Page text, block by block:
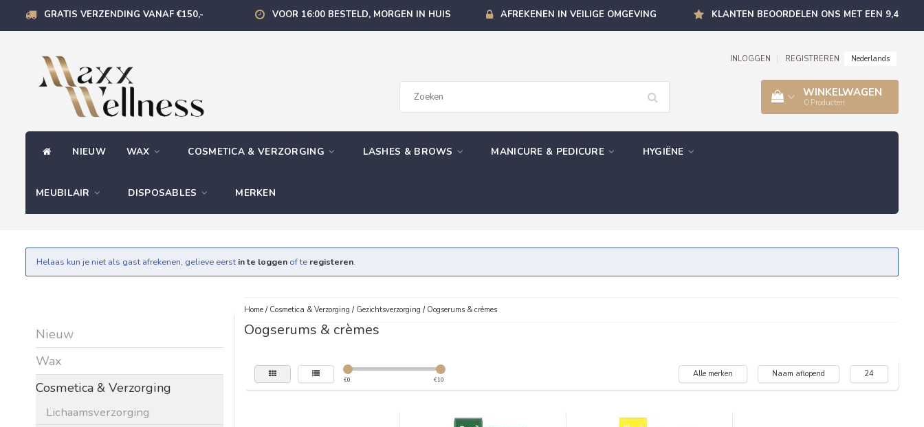
GRATIS VERZENDING VANAF €150,- VOOR 16:00 BESTELD, MORGEN IN HUIS AFREKENEN IN VEILIGE OMGEVING KLANTEN BEOORDELEN ONS MET EEN 9,4
INLOGGEN REGISTREREN Nederlands
WINKELWAGEN
0 Producten
NIEUW WAX COSMETICA & VERZORGING LASHES & BROWS MANICURE & PEDICURE HYGIËNE
MEUBILAIR DISPOSABLES MERKEN
Helaas kun je niet als gast afrekenen, gelieve eerst in te loggen of te registeren.
Nieuw
Wax
Cosmetica & Verzorging
Lichaamsverzorging
Home/ Cosmetica & Verzorging / Gezichtsverzorging / Oogserums & crèmes
Oogserums & crèmes
€0 €10
Alle merken Naam aflopend 24